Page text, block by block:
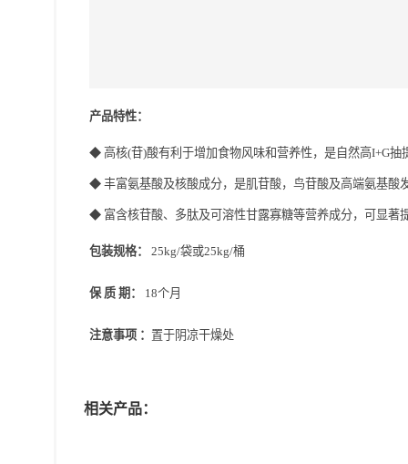
产品特性：
◆ 高核(苷)酸有利于增加食物风味和营养性，是自然高I+G抽
◆ 丰富氨基酸及核酸成分，是肌苷酸，鸟苷酸及高端氨基酸
◆ 富含核苷酸、 多肽及 可溶性甘露寡糖等营养成分，可显著
包装规格： 25kg/袋或25kg/桶
保 质 期： 18个月
注意事项 ： 置于阴凉干燥处
相关产品：